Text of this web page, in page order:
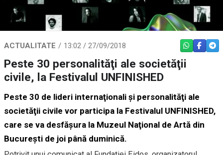
ACTUALITATE 13:02 / 27/09/2018 WHATSAPP
Peste 30 personalităţi ale societăţii
civile, la Festivalul UNFINISHED
Peste 30 de lideri internaţionali şi personalităţi ale
societăţii civile vor participa la Festivalul UNFINISHED,
care se va desfăşura la Muzeul Naţional de Artă din
Bucureşti de joi până duminică.